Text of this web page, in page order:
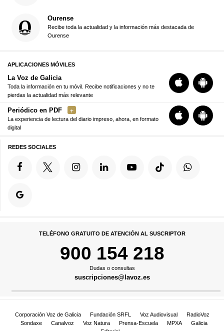
Ourense
Recibe toda la actualidad y la información más destacada de
Ourense
APLICACIONES MÓVILES
La Voz de Galicia
Toda la información en tu móvil. Recibe notificaciones y no te
pierdas la actualidad más relevante
Periódico en PDF
La experiencia de lectura del diario impreso, ahora, en formato
digital
REDES SOCIALES
TELÉFONO GRATUITO DE ATENCIÓN AL SUSCRIPTOR
900 154 218
Dudas o consultas
suscripciones@lavoz.es
Corporación Voz de Galicia Fundación SRFL Voz Audiovisual
RadioVoz
Sondaxe
Canalvoz Voz Natura Prensa-Escuela MPXA
Galicia